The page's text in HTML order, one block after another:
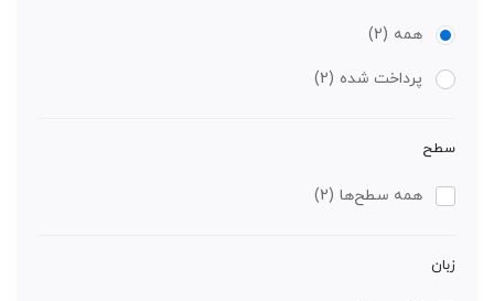
همه (2)
پرداخت شده (2)
سطح
همه سطح‌ها (2)
زبان